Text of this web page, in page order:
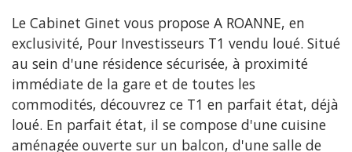
Le Cabinet Ginet vous propose A ROANNE, en
exclusivité, Pour Investisseurs T1 vendu loué. Situé
au sein d'une résidence sécurisée, à proximité
immédiate de la gare et de toutes les
commodités, découvrez ce T1 en parfait état, déjà
loué. En parfait état, il se compose d'une cuisine
aménagée ouverte sur un balcon, d'une salle de